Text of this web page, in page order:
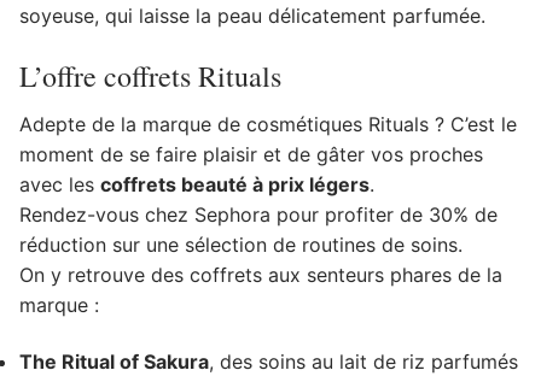
soyeuse, qui laisse la peau délicatement parfumée.
L’offre coffrets Rituals
Adepte de la marque de cosmétiques Rituals ? C’est le
moment de se faire plaisir et de gâter vos proches
avec les coffrets beauté à prix légers.
Rendez-vous chez Sephora pour profiter de 30% de
réduction sur une sélection de routines de soins.
On y retrouve des coffrets aux senteurs phares de la
marque :
The Ritual of Sakura, des soins au lait de riz parfumés